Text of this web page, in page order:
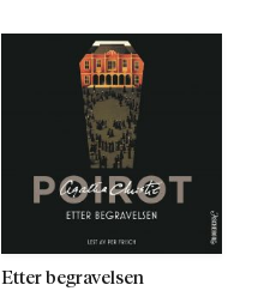
Etter begravelsen